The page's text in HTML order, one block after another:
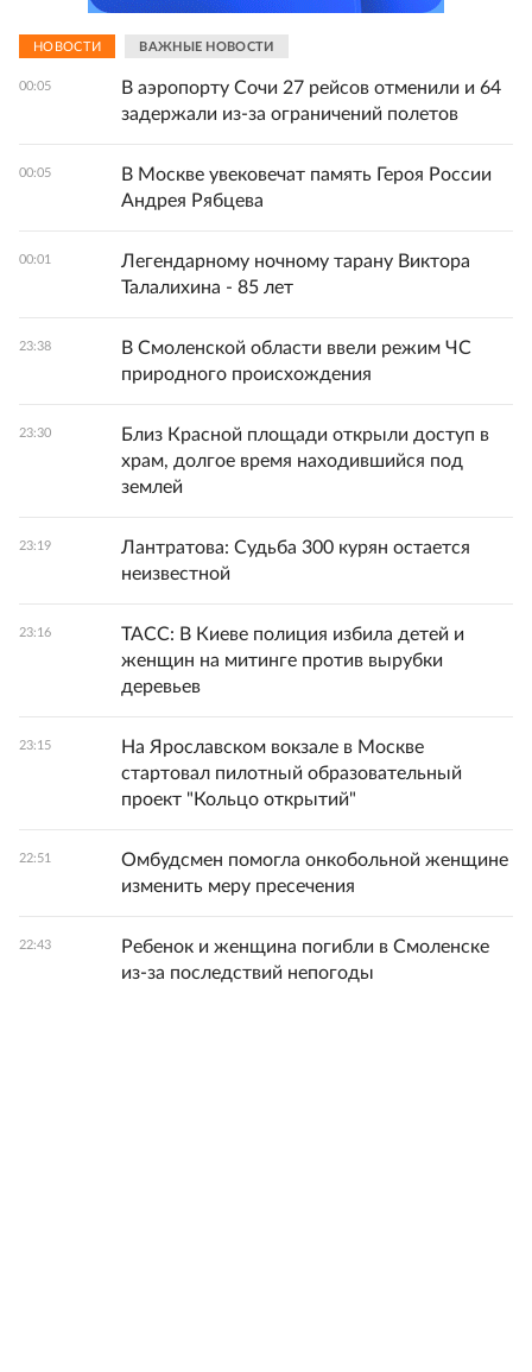
НОВОСТИ ВАЖНЫЕ НОВОСТИ
00:05
В аэропорту Сочи 27 рейсов отменили и 64
задержали из-за ограничений полетов
00:05
В Москве увековечат память Героя России
Андрея Рябцева
00:01
Легендарному ночному тарану Виктора
Талалихина - 85 лет
23:38
В Смоленской области ввели режим ЧС
природного происхождения
23:30
Близ Красной площади открыли доступ в
храм, долгое время находившийся под
землей
23:19
Лантратова: Судьба 300 курян остается
неизвестной
23:16
ТАСС: В Киеве полиция избила детей и
женщин на митинге против вырубки
деревьев
23:15
На Ярославском вокзале в Москве
стартовал пилотный образовательный
проект "Кольцо открытий"
22:51
Омбудсмен помогла онкобольной женщине
изменить меру пресечения
22:43
Ребенок и женщина погибли в Смоленске
из-за последствий непогоды